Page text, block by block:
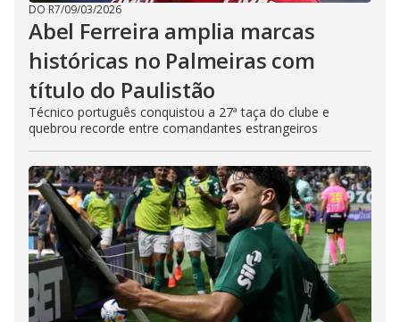
DO R7/09/03/2026
Abel Ferreira amplia marcas
históricas no Palmeiras com
título do Paulistão
Técnico português conquistou a 27ª taça do clube e
quebrou recorde entre comandantes estrangeiros